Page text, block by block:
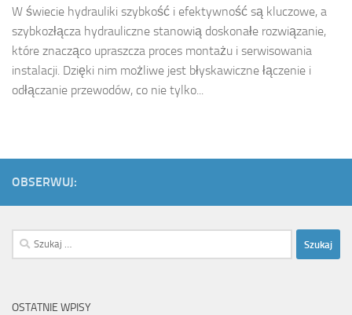
W świecie hydrauliki szybkość i efektywność są kluczowe, a
szybkozłącza hydrauliczne stanowią doskonałe rozwiązanie,
które znacząco upraszcza proces montażu i serwisowania
instalacji. Dzięki nim możliwe jest błyskawiczne łączenie i
odłączanie przewodów, co nie tylko...
OBSERWUJ:
Szukaj:
OSTATNIE WPISY